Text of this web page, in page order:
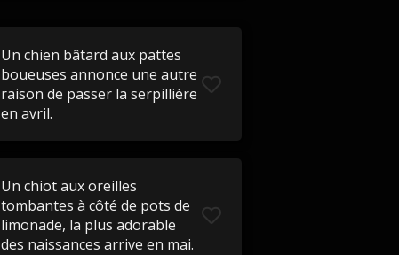
Un chien bâtard aux pattes
boueuses annonce une autre
raison de passer la serpillière
en avril.
Un chiot aux oreilles
tombantes à côté de pots de
limonade, la plus adorable
des naissances arrive en mai.